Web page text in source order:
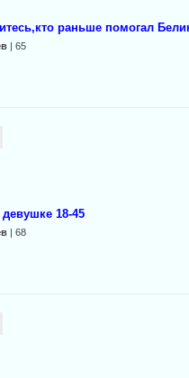
раньше помогал
| 65
18-45
| 68